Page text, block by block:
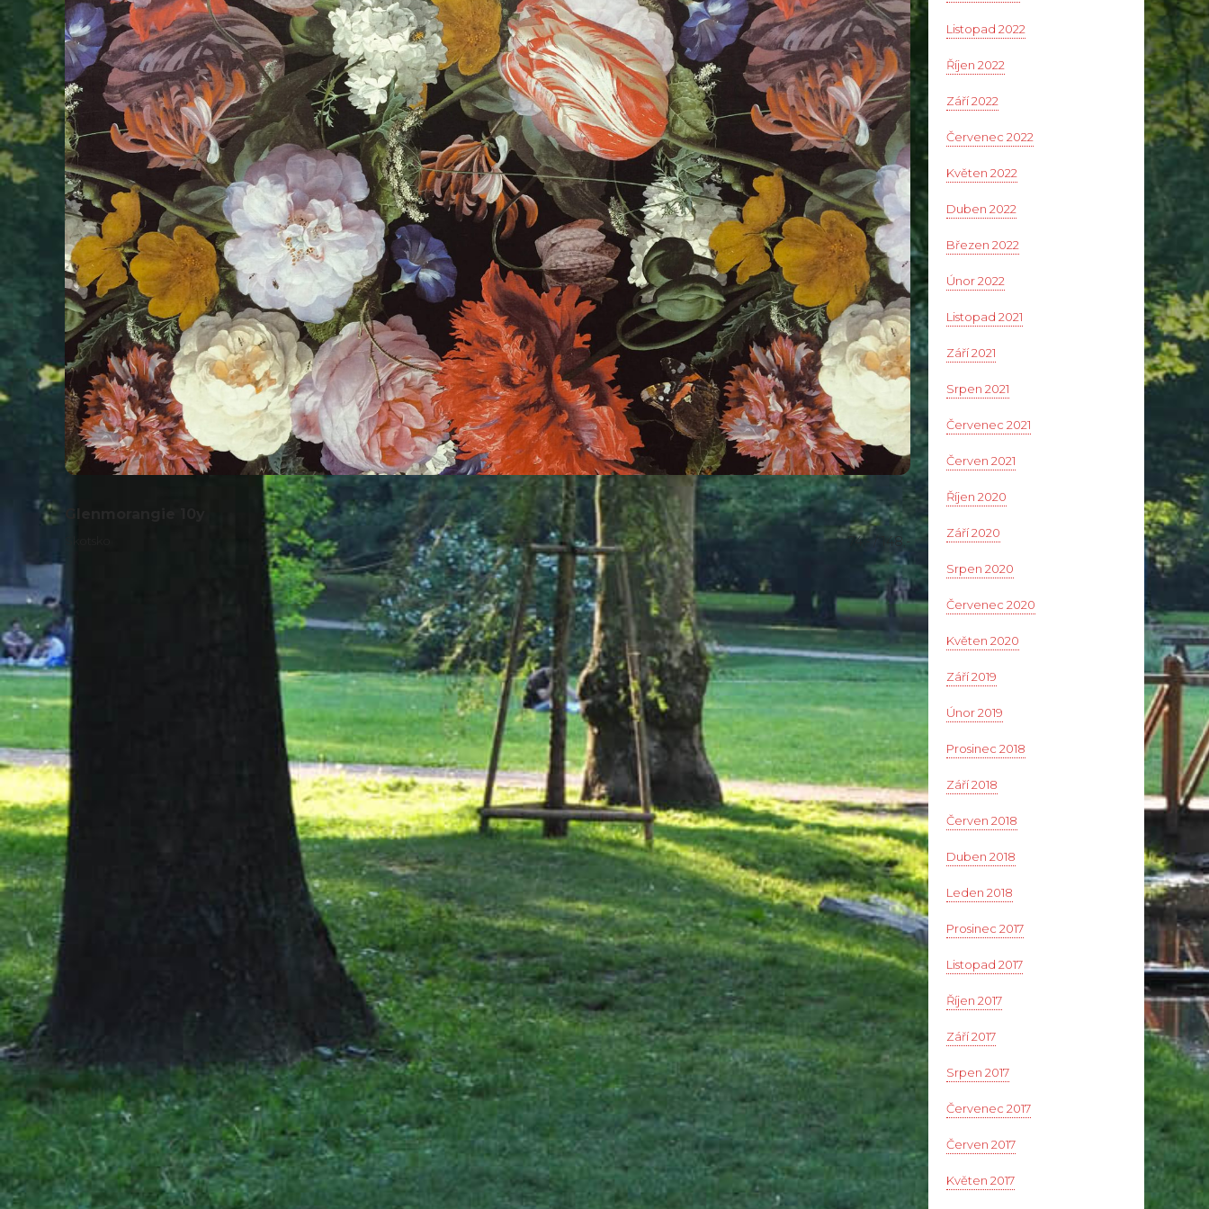
74,- / 148,-
Listopad 2022
Říjen 2022
Září 2022
Červenec 2022
Květen 2022
Duben 2022
Březen 2022
Únor 2022
Listopad 2021
Září 2021
Srpen 2021
Červenec 2021
Červen 2021
Říjen 2020
Září 2020
Srpen 2020
Červenec 2020
Květen 2020
Září 2019
Únor 2019
Prosinec 2018
Září 2018
Červen 2018
Duben 2018
Leden 2018
Prosinec 2017
Listopad 2017
Říjen 2017
Září 2017
Srpen 2017
Červenec 2017
Červen 2017
Květen 2017